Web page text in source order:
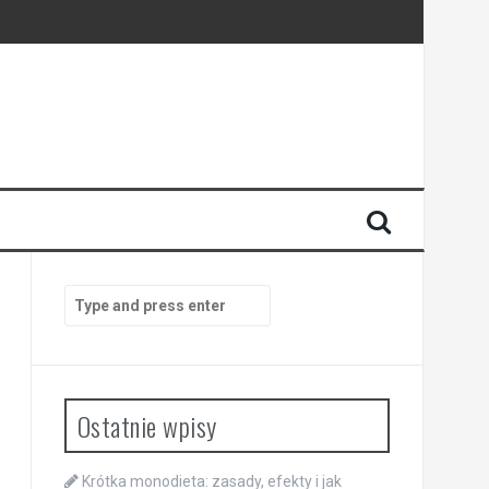
for:
Ostatnie wpisy
Krótka monodieta: zasady, efekty i jak